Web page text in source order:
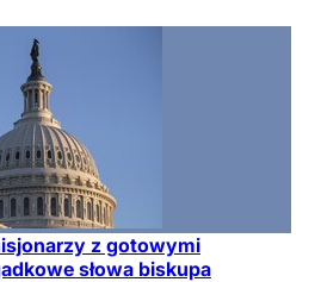
z gotowymi
słowa biskupa